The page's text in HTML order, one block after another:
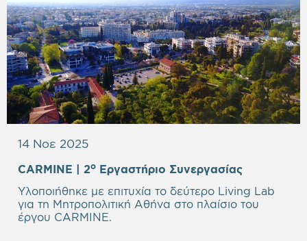
14 Νοε 2025
CARMINE | 2o Εργαστήριο Συνεργασίας
Υλοποιήθηκε με επιτυχία το δεύτερο Living Lab
για τη Μητροπολιτική Αθήνα στο πλαίσιο του
έργου CARMINE.